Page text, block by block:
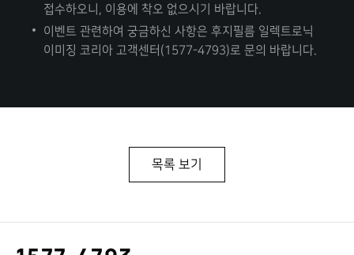
접수하오니, 이용에 착오 없으시기 바랍니다.
이벤트 관련하여 궁금하신 사항은 후지필름 일렉트로닉
이미징 코리아 고객센터(1577-4793)로 문의 바랍니다.
목록 보기
고